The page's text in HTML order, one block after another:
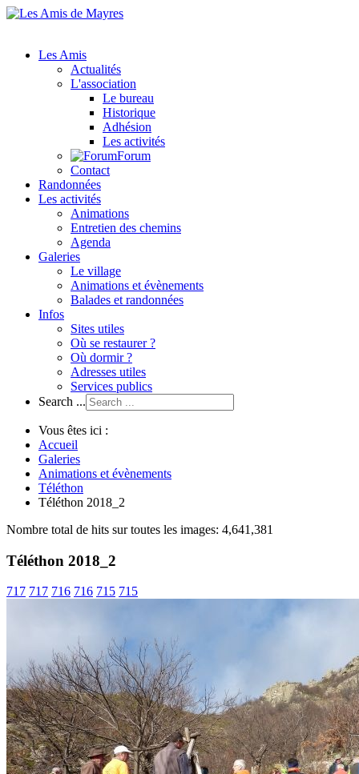
Les Amis
Actualités
L'association
Le bureau
Historique
Adhésion
Les activités
Forum
Contact
Randonnées
Les activités
Animations
Entretien des chemins
Agenda
Galeries
Le village
Animations et évènements
Balades et randonnées
Infos
Sites utiles
Où se restaurer ?
Où dormir ?
Adresses utiles
Services publics
Search ...
Vous êtes ici :
Accueil
Galeries
Animations et évènements
Téléthon
Téléthon 2018_2
Nombre total de hits sur toutes les images: 4,641,381
Téléthon 2018_2
717 717 716 716 715 715